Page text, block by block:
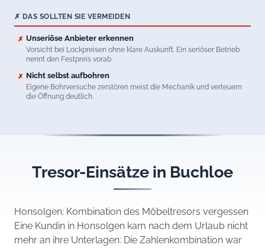
✗ DAS SOLLTEN SIE VERMEIDEN
✗ Unseriöse Anbieter erkennen
Vorsicht bei Lockpreisen ohne klare Auskunft. Ein seriöser Betrieb
nennt den Festpreis vorab.
✗ Nicht selbst aufbohren
Eigene Bohrversuche zerstören meist die Mechanik und verteuern
die Öffnung deutlich.
Tresor-Einsätze in Buchloe
Honsolgen: Kombination des Möbeltresors vergessen
Eine Kundin in Honsolgen kam nach dem Urlaub nicht
mehr an ihre Unterlagen: Die Zahlenkombination war